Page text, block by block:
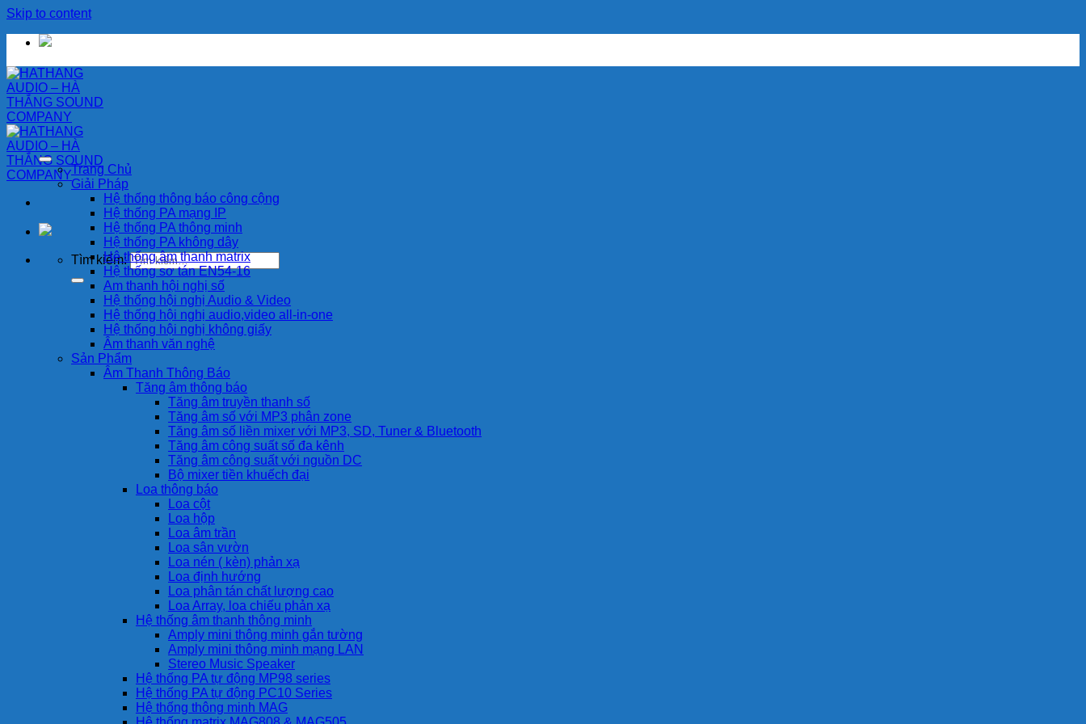
Skip to content
Tìm kiếm:
Trang Chủ
Giải Pháp
Hệ thống thông báo công cộng
Hệ thống PA mạng IP
Hệ thống PA thông minh
Hệ thống PA không dây
Hệ thống âm thanh matrix
Hệ thống sơ tán EN54-16
Am thanh hội nghị số
Hệ thống hội nghị Audio & Video
Hệ thống hội nghị audio,video all-in-one
Hệ thống hội nghị không giấy
Âm thanh văn nghệ
Sản Phẩm
Âm Thanh Thông Báo
Tăng âm thông báo
Tăng âm truyền thanh số
Tăng âm số với MP3 phân zone
Tăng âm số liền mixer với MP3, SD, Tuner & Bluetooth
Tăng âm công suất số đa kênh
Tăng âm công suất với nguồn DC
Bộ mixer tiền khuếch đại
Loa thông báo
Loa cột
Loa hộp
Loa âm trần
Loa sân vườn
Loa nén ( kèn) phản xạ
Loa định hướng
Loa phân tán chất lượng cao
Loa Array, loa chiếu phản xạ
Hệ thống âm thanh thông minh
Amply mini thông minh gắn tường
Amply mini thông minh mạng LAN
Stereo Music Speaker
Hệ thống PA tự động MP98 series
Hệ thống PA tự động PC10 Series
Hệ thống thông minh MAG